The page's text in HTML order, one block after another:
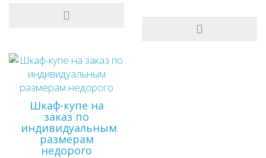
Шкаф-купе на
заказ по
индивидуальным
размерам
недорого